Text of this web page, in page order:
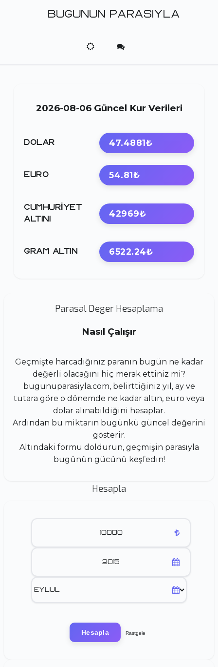
BUGUNUN PARASIYLA
2026-08-06 Güncel Kur Verileri
DOLAR 47.4881₺
EURO 54.81₺
CUMHURIYET
ALTINI
42969₺
GRAM ALTIN 6522.24₺
Parasal Deger Hesaplama
Nasıl Çalışır
Geçmişte harcadığınız paranın bugün ne kadar
değerli olacağını hiç merak ettiniz mi?
bugunuparasiyla.com, belirttiğiniz yıl, ay ve
tutara göre o dönemde ne kadar altın, euro veya
dolar alınabildiğini hesaplar.
Ardından bu miktarın bugünkü güncel değerini
gösterir.
Altındaki formu doldurun, geçmişin parasıyla
bugünün gücünü keşfedin!
Hesapla
Hesapla Rastgele